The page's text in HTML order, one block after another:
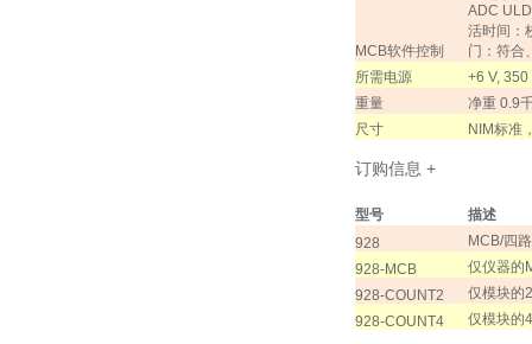
MCB软件控制
ADC ULD
活时间：
门： 符合
所需电源
+6 V,
重量
净重 0.9
尺寸
NIM标准
订购信息 +
型号
描述
928
MCB/四
928-MCB
仅仪器的
928-COUNT2
仅模块的2
928-COUNT4
仅模块的4